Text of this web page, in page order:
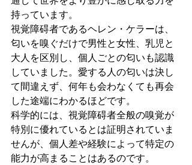
持っています。
視覚障碍者であるヘレン・ケラーは、
匂いを嗅ぐだけで男性と女性、乳児と
大人を区別し、個人ごとの匂いも認識
していました。愛する人の匂いは決し
て間違えず、何年も会わなくても再会
した途端にわかるほどです。
科学的には、視覚障碍者全般の嗅覚が
特別に優れているとは証明されていま
せんが、個人差や経験によって特定の
能力が高まることはあるのです。